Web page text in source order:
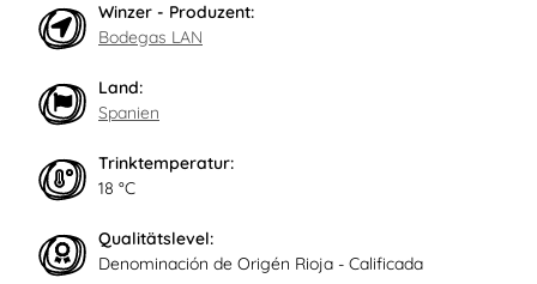
Winzer - Produzent:
Bodegas LAN
Land:
Spanien
Trinktemperatur:
18 °C
Qualitätslevel:
Denominación de Origén Rioja - Calificada